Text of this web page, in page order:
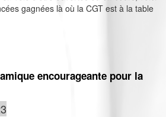
gagnées là où la CGT est à la table
encourageante pour la